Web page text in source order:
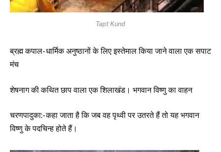
Tapt Kund
ब्रह्म कपाल- धार्मिक अनुष्ठानों के लिए इस्तेमाल किया जाने वाला एक सपाट
मंच
शेषनाग की कथित छाप वाला एक शिलाखंड। भगवान विष्णु का वाहन
चरणपादुका:- कहा जाता है कि जब वह पृथ्वी पर उतरते हैं तो यह भगवान
विष्णु के पदचिन्ह होते हैं।